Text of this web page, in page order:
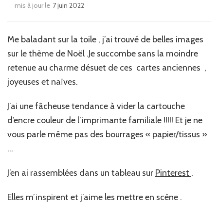
mis à jour le 7 juin 2022
Me baladant sur la toile , j’ai trouvé de belles images
sur le thème de Noël .Je succombe sans la moindre
retenue au charme désuet de ces cartes anciennes ,
joyeuses et naïves.
J’ai une fâcheuse tendance à vider la cartouche
d’encre couleur de l’imprimante familiale !!!!! Et je ne
vous parle même pas des bourrages « papier/tissus »
…
J’en ai rassemblées dans un tableau sur Pinterest .
Elles m’inspirent et j’aime les mettre en scène .